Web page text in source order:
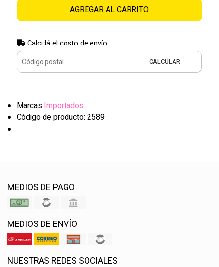
AGREGAR AL CARRITO
Calculá el costo de envío
CALCULAR
Marcas Importados
Código de producto: 2589
MEDIOS DE PAGO
MEDIOS DE ENVÍO
NUESTRAS REDES SOCIALES